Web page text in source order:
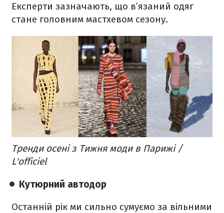
Експерти зазначають, що в’язаний одяг
стане головним мастхевом сезону.
Тренди осені з Тижня моди в Парижі /
L'officiel
Кутюрний автодор
Останній рік ми сильно сумуємо за вільними